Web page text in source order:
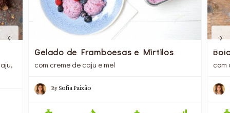
Gelado de Framboesas e Mirtilos
com creme de caju e mel
BySofia Paixão
com